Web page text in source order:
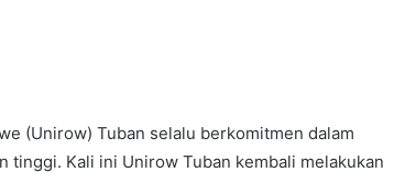
(Unirow) Tuban selalu berkomitmen dalam
tinggi. Kali ini Unirow Tuban kembali melakukan